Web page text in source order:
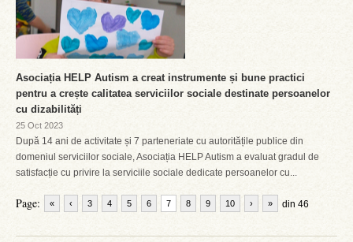
Asociația HELP Autism a creat instrumente și bune practici
pentru a crește calitatea serviciilor sociale destinate persoanelor
cu dizabilități
25 Oct 2023
După 14 ani de activitate și 7 parteneriate cu autoritățile publice din
domeniul serviciilor sociale, Asociația HELP Autism a evaluat gradul de
satisfacție cu privire la serviciile sociale dedicate persoanelor cu...
Page: « ‹ 3 4 5 6 7 8 9 10 din 46
› »